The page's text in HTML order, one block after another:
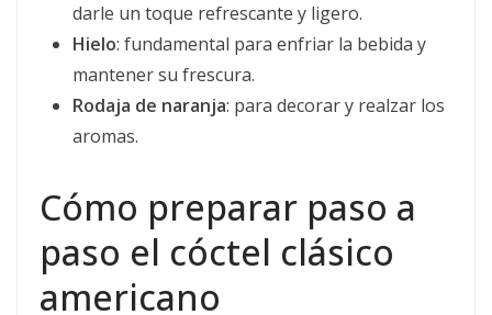
darle un toque refrescante y ligero.
Hielo: fundamental para enfriar la bebida y
mantener su frescura.
Rodaja de naranja: para decorar y realzar los
aromas.
Cómo preparar paso a
paso el cóctel clásico
americano